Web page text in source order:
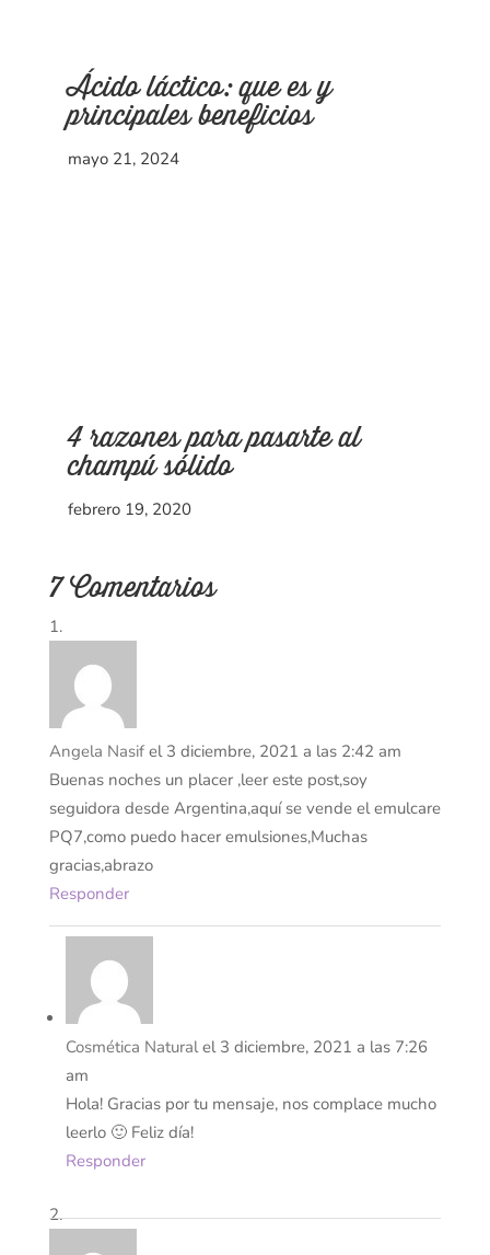
Ácido láctico: que es y
principales beneficios
mayo 21, 2024
4 razones para pasarte al
champú sólido
febrero 19, 2020
7 Comentarios
Angela Nasif el 3 diciembre, 2021 a las 2:42 am
Buenas noches un placer ,leer este post,soy
seguidora desde Argentina,aquí se vende el emulcare
PQ7,como puedo hacer emulsiones,Muchas
gracias,abrazo
Responder
Cosmética Natural el 3 diciembre, 2021 a las 7:26
am
Hola! Gracias por tu mensaje, nos complace mucho
leerlo 🙂 Feliz día!
Responder